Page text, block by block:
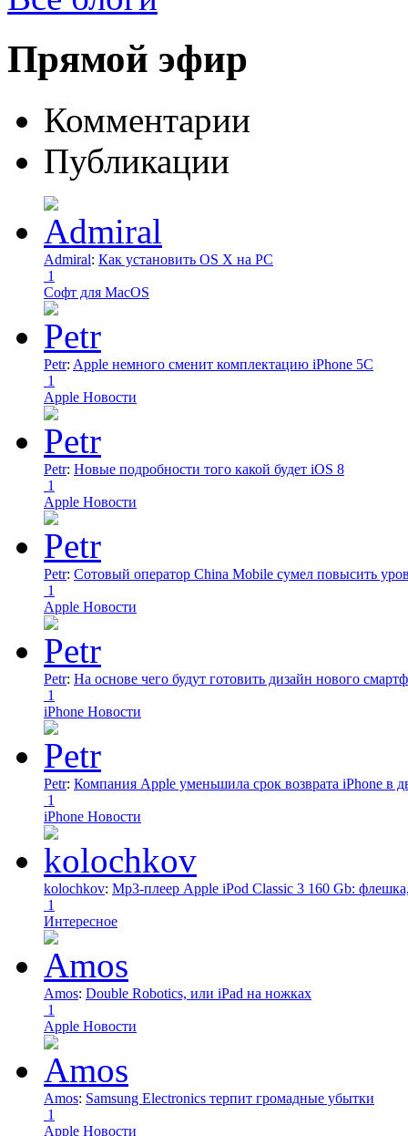
Прямой эфир
Комментарии
Публикации
Admiral: Как установить OS X на PC
1
Софт для MacOS
Petr: Apple немного сменит комплектацию iPhone 5C
1
Apple Новости
Petr: Новые подробности того какой будет iOS 8
1
Apple Новости
Petr: Сотовый оператор China Mobile сумел повысить
1
Apple Новости
Petr: На основе чего будут готовить дизайн нового
1
iPhone Новости
Petr: Компания Apple уменьшила срок возврата iPhone в
1
iPhone Новости
kolochkov: Mp3-плеер Apple iPod Classic 3 160 Gb:
1
Интересное
Amos: Double Robotics, или iPad на ножках
1
Apple Новости
Amos: Samsung Electronics терпит громадные убытки
1
Apple Новости